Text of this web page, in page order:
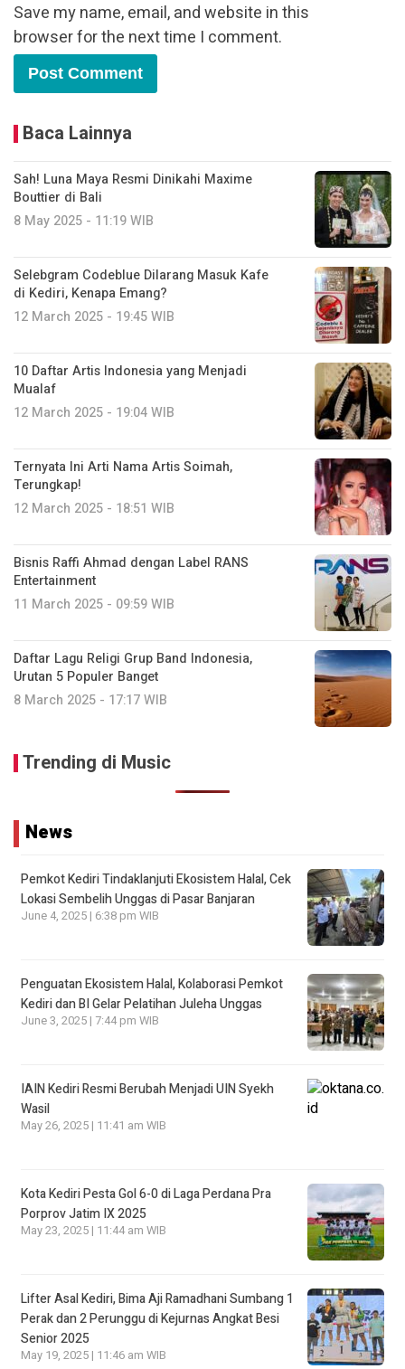
Save my name, email, and website in this
browser for the next time I comment.
Baca Lainnya
Sah! Luna Maya Resmi Dinikahi Maxime
Bouttier di Bali
8 May 2025 - 11:19 WIB
Selebgram Codeblue Dilarang Masuk Kafe
di Kediri, Kenapa Emang?
12 March 2025 - 19:45 WIB
10 Daftar Artis Indonesia yang Menjadi
Mualaf
12 March 2025 - 19:04 WIB
Ternyata Ini Arti Nama Artis Soimah,
Terungkap!
12 March 2025 - 18:51 WIB
Bisnis Raffi Ahmad dengan Label RANS
Entertainment
11 March 2025 - 09:59 WIB
Daftar Lagu Religi Grup Band Indonesia,
Urutan 5 Populer Banget
8 March 2025 - 17:17 WIB
Trending di Music
News
Pemkot Kediri Tindaklanjuti Ekosistem Halal, Cek
Lokasi Sembelih Unggas di Pasar Banjaran
June 4, 2025 | 6:38 pm WIB
Penguatan Ekosistem Halal, Kolaborasi Pemkot
Kediri dan BI Gelar Pelatihan Juleha Unggas
June 3, 2025 | 7:44 pm WIB
IAIN Kediri Resmi Berubah Menjadi UIN Syekh
Wasil
May 26, 2025 | 11:41 am WIB
Kota Kediri Pesta Gol 6-0 di Laga Perdana Pra
Porprov Jatim IX 2025
May 23, 2025 | 11:44 am WIB
Lifter Asal Kediri, Bima Aji Ramadhani Sumbang 1
Perak dan 2 Perunggu di Kejurnas Angkat Besi
Senior 2025
May 19, 2025 | 11:46 am WIB